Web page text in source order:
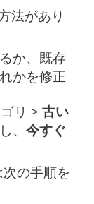
法があり
か、既存
かを修正
リ > 古い
、 今すぐ
の手順を